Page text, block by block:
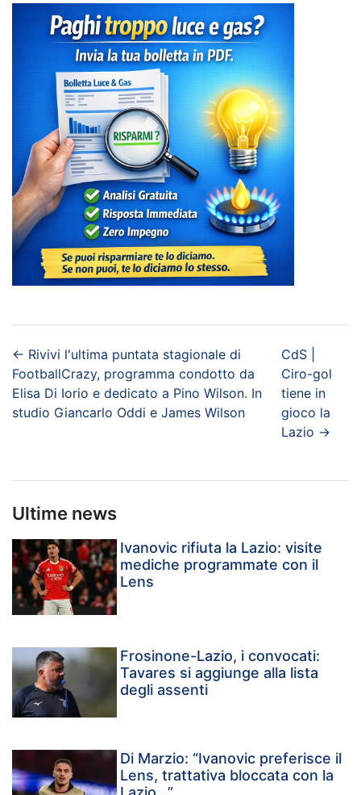
← Rivivi l'ultima puntata stagionale di
FootballCrazy, programma condotto da
Elisa Di Iorio e dedicato a Pino Wilson. In
studio Giancarlo Oddi e James Wilson
CdS |
Ciro-gol
tiene in
gioco la
Lazio →
Ultime news
Ivanovic rifiuta la Lazio: visite
mediche programmate con il
Lens
Frosinone-Lazio, i convocati:
Tavares si aggiunge alla lista
degli assenti
Di Marzio: “Ivanovic preferisce il
Lens, trattativa bloccata con la